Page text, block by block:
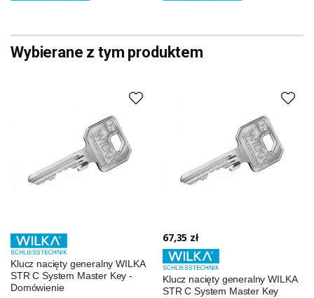
Wybierane z tym produktem
Klucz nacięty generalny WILKA
STR C System Master Key -
Domówienie
67,35 zł
Klucz nacięty generalny WILKA
STR C System Master Key